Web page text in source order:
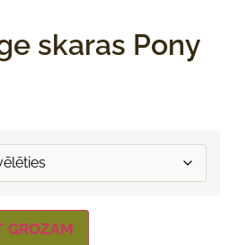
skaras Pony
GROZAM